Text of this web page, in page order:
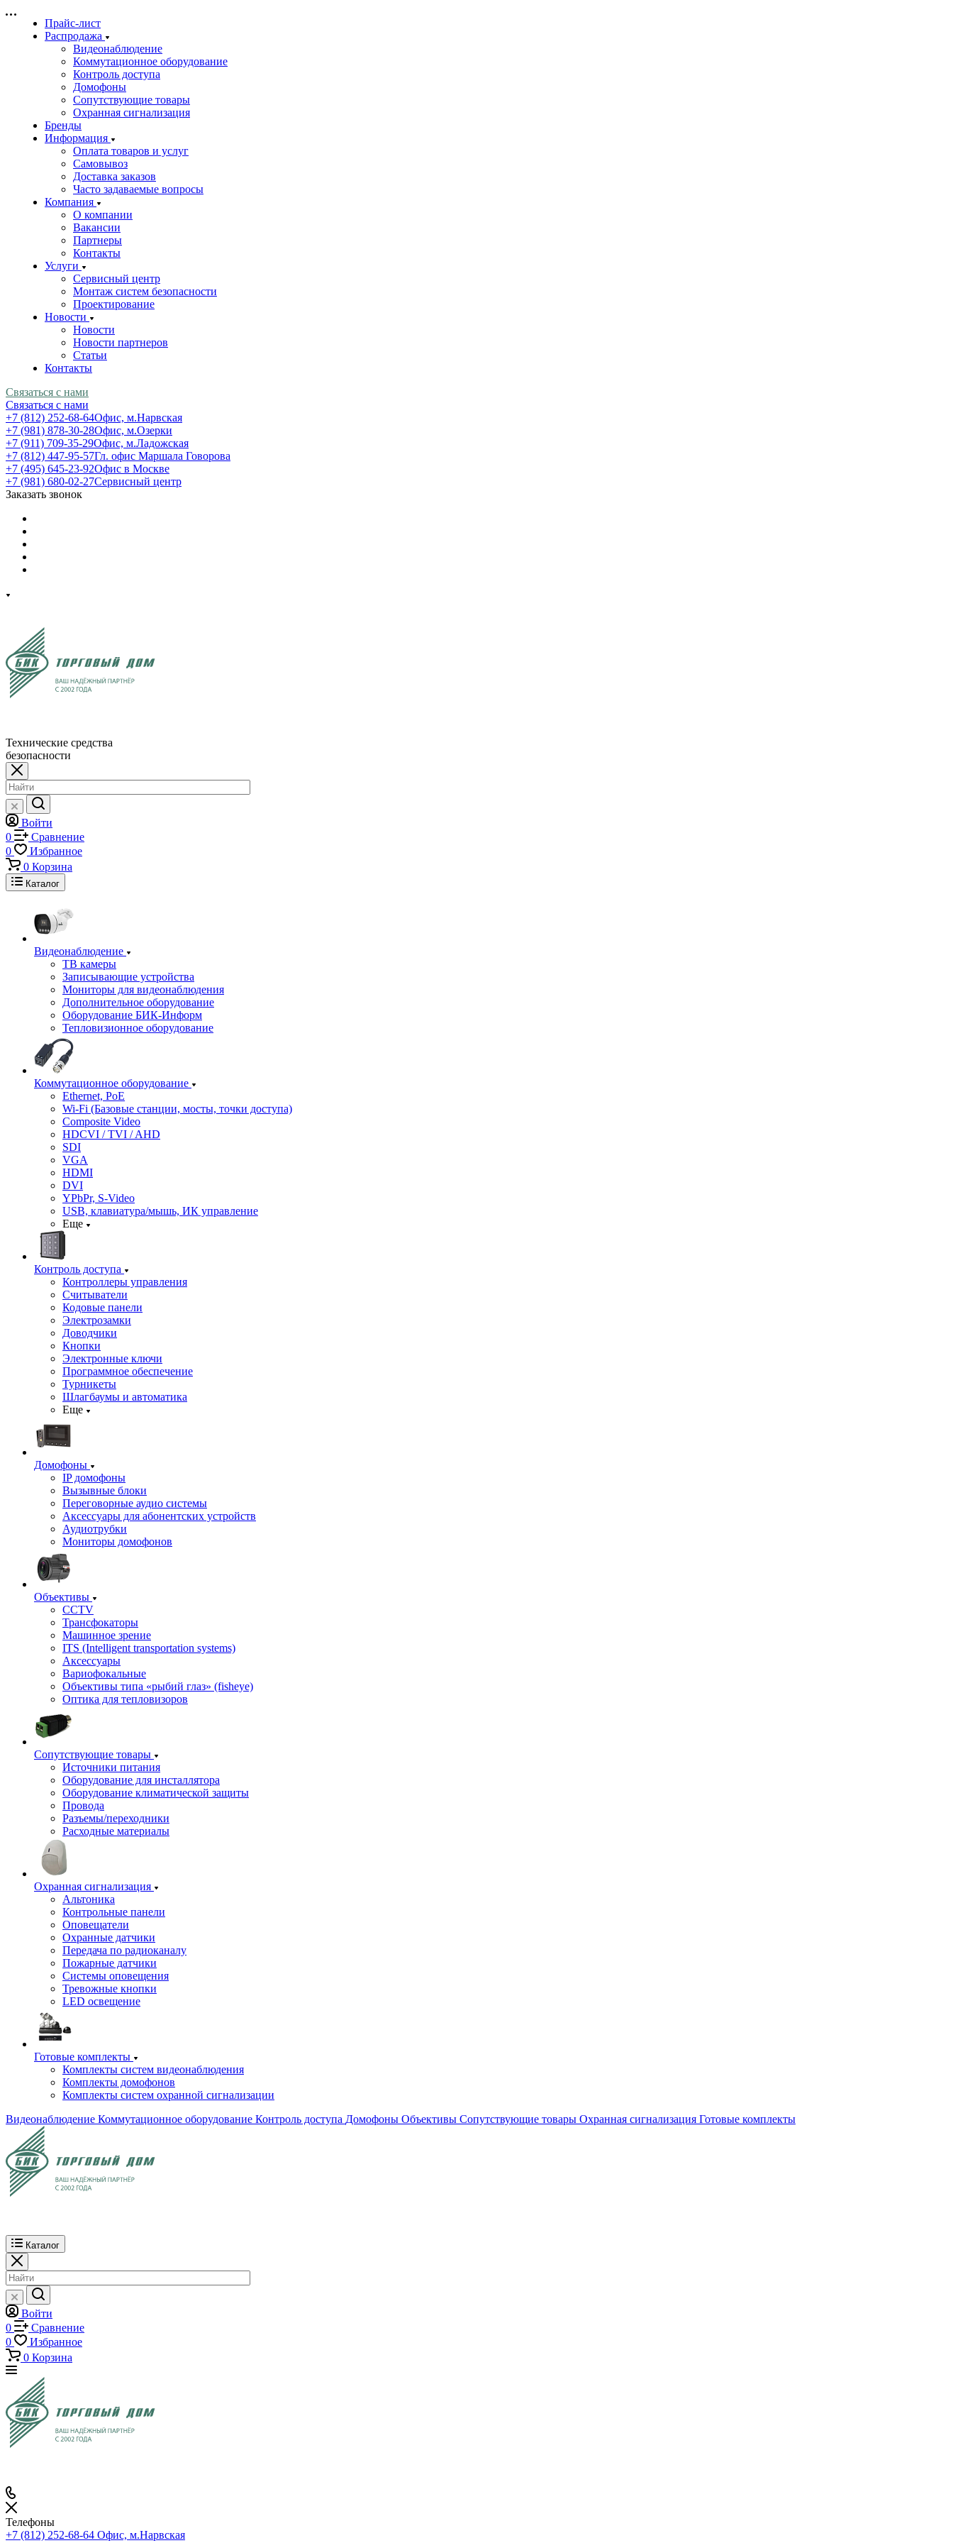
Прайс-лист
Распродажа
Видеонаблюдение
Коммутационное оборудование
Контроль доступа
Домофоны
Сопутствующие товары
Охранная сигнализация
Бренды
Информация
Оплата товаров и услуг
Самовывоз
Доставка заказов
Часто задаваемые вопросы
Компания
О компании
Вакансии
Партнеры
Контакты
Услуги
Сервисный центр
Монтаж систем безопасности
Проектирование
Новости
Новости
Новости партнеров
Статьи
Контакты
Связаться с нами
Связаться с нами
+7 (812) 252-68-64Офис, м.Нарвская
+7 (981) 878-30-28Офис, м.Озерки
+7 (911) 709-35-29Офис, м.Ладожская
+7 (812) 447-95-57Гл. офис Маршала Говорова
+7 (495) 645-23-92Офис в Москве
+7 (981) 680-02-27Сервисный центр
Заказать звонок
Технические средства
безопасности
Войти
0
Сравнение
0
Избранное
0 Корзина
Каталог
Видеонаблюдение
ТВ камеры
Записывающие устройства
Мониторы для видеонаблюдения
Дополнительное оборудование
Оборудование БИК-Информ
Тепловизионное оборудование
Коммутационное оборудование
Ethernet, PoE
Wi-Fi (Базовые станции, мосты, точки доступа)
Composite Video
HDCVI / TVI / AHD
SDI
VGA
HDMI
DVI
YPbPr, S-Video
USB, клавиатура/мышь, ИК управление
Еще
Контроль доступа
Контроллеры управления
Считыватели
Кодовые панели
Электрозамки
Доводчики
Кнопки
Электронные ключи
Программное обеспечение
Турникеты
Шлагбаумы и автоматика
Еще
Домофоны
IP домофоны
Вызывные блоки
Переговорные аудио системы
Аксессуары для абонентских устройств
Аудиотрубки
Мониторы домофонов
Объективы
CCTV
Трансфокаторы
Машинное зрение
ITS (Intelligent transportation systems)
Аксессуары
Вариофокальные
Объективы типа «рыбий глаз» (fisheye)
Оптика для тепловизоров
Сопутствующие товары
Источники питания
Оборудование для инсталлятора
Оборудование климатической защиты
Провода
Разъемы/переходники
Расходные материалы
Охранная сигнализация
Альтоника
Контрольные панели
Оповещатели
Охранные датчики
Передача по радиоканалу
Пожарные датчики
Системы оповещения
Тревожные кнопки
LED освещение
Готовые комплекты
Комплекты систем видеонаблюдения
Комплекты домофонов
Комплекты систем охранной сигнализации
Видеонаблюдение Коммутационное оборудование Контроль доступа Домофоны Объективы Сопутствующие товары Охранная сигнализация Готовые комплекты
Каталог
Войти
0
Сравнение
0
Избранное
0 Корзина
Телефоны
+7 (812) 252-68-64 Офис, м.Нарвская